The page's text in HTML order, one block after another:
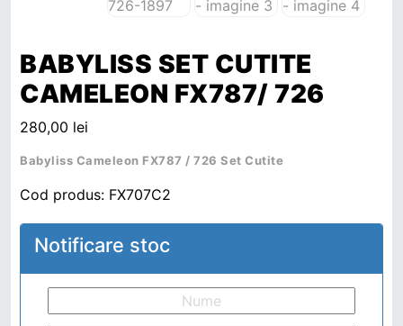
BABYLISS SET CUTITE
CAMELEON FX787/ 726
280,00 lei
Babyliss Cameleon FX787 / 726 Set Cutite
Cod produs: FX707C2
Notificare stoc